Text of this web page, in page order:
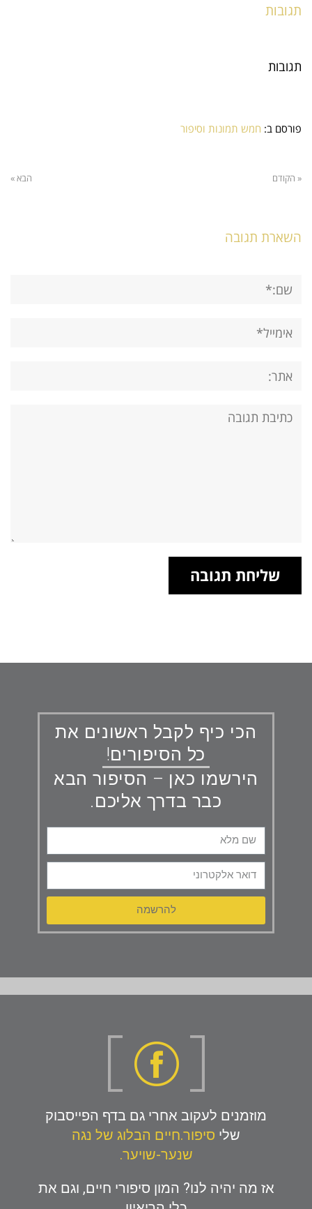
תגובות
תגובות
פורסם ב: חמש תמונות וסיפור
« הקודם הבא »
השארת תגובה
אימייל*
תגובה:
הכי כיף לקבל ראשונים את
כל הסיפורים!
הירשמו כאן – הסיפור הבא
כבר בדרך אליכם.
להרשמה
מוזמנים לעקוב אחרי גם בדף הפייסבוק
שלי סיפור.חיים הבלוג של נגה
שנער-שויער.
אז מה יהיה לנו? המון סיפורי חיים, וגם את